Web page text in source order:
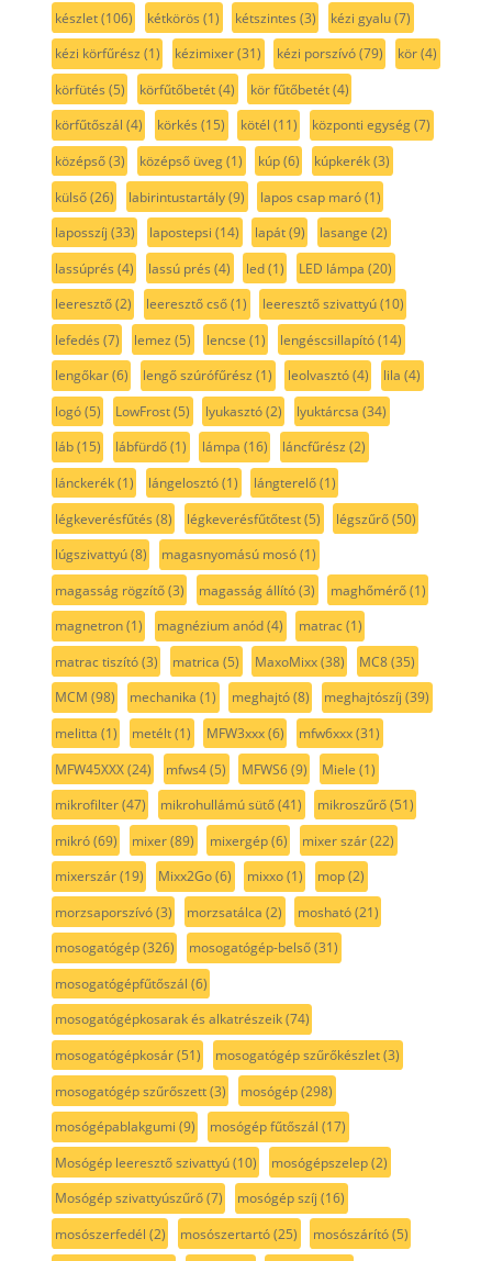
készlet(106) kétkörös (1) kétszintes (3) kézi gyalu(7)
kézi körfűrész (1) kézimixer(31) kézi porszívó(79) kör(4)
körfütés (5) körfűtőbetét(4) kör fűtőbetét(4)
körfűtőszál (4) körkés (15) kötél (11) központi egység(7)
középső(3) középső üveg(1) kúp(6) kúpkerék(3)
külső(26) labirintustartály(9) lapos csap maró(1)
laposszíj (33) lapostepsi (14) lapát(9) lasange (2)
lassúprés (4) lassú prés (4) led(1) LED lámpa (20)
leeresztő(2) leeresztő cső(1) leeresztő szivattyú(10)
lefedés (7) lemez (5) lencse (1) lengéscsillapító(14)
lengőkar(6) lengő szúrófűrész (1) leolvasztó(4) lila (4)
logó(5) LowFrost(5) lyukasztó(2) lyuktárcsa (34)
láb(15) lábfürdő(1) lámpa (16) láncfűrész (2)
lánckerék(1) lángelosztó(1) lángterelő(1)
légkeverésfűtés (8) légkeverésfűtőtest(5) légszűrő(50)
lúgszivattyú(8) magasnyomású mosó(1)
magasság rögzítő(3) magasság állító(3) maghőmérő(1)
magnetron(1) magnézium anód(4) matrac(1)
matrac tiszító(3) matrica (5) MaxoMixx(38) MC8(35)
MCM (98) mechanika (1) meghajtó(8) meghajtószíj (39)
melitta (1) metélt(1) MFW3xxx(6) mfw6xxx(31)
MFW45XXX(24) mfws4(5) MFWS6(9) Miele (1)
mikrofilter(47) mikrohullámú sütő(41) mikroszűrő(51)
mikró(69) mixer(89) mixergép(6) mixer szár(22)
mixerszár(19) Mixx2Go(6) mixxo(1) mop(2)
morzsaporszívó(3) morzsatálca (2) mosható(21)
mosogatógép(326) mosogatógép-belső(31)
mosogatógépfűtőszál (6)
mosogatógépkosarak és alkatrészeik(74)
mosogatógépkosár(51) mosogatógép szűrőkészlet(3)
mosogatógép szűrőszett(3) mosógép(298)
mosógépablakgumi (9) mosógép fűtőszál (17)
Mosógép leeresztő szivattyú(10) mosógépszelep(2)
Mosógép szivattyúszűrő(7) mosógép szíj (16)
mosószerfedél (2) mosószertartó(25) mosószárító(5)